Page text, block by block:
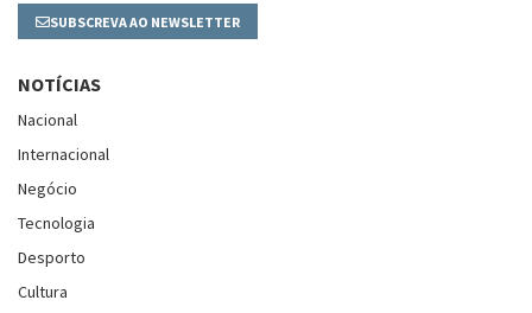
SUBSCREVA AO NEWSLETTER
NOTÍCIAS
Nacional
Internacional
Negócio
Tecnologia
Desporto
Cultura